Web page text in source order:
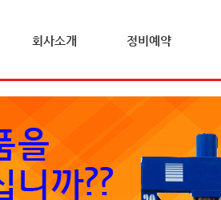
회사소개 정비예약